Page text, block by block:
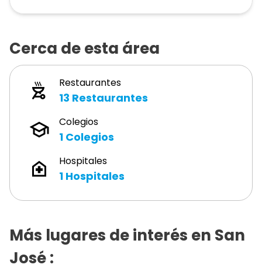
Cerca de esta área
Restaurantes
13 Restaurantes
Colegios
1 Colegios
Hospitales
1 Hospitales
Más lugares de interés en San
José: